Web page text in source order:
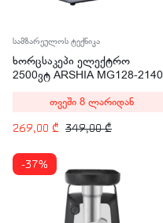
სამზარეულოს ტექნიკა
ხორცსაკეპი ელექტრო
2500ვტ ARSHIA MG128-2140
349,00₾
269,00 ₾
თვეში 8 ლარიდან
-37%